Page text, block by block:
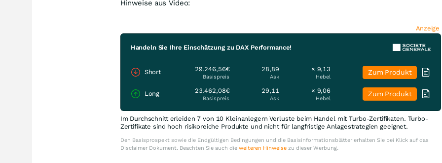
Hinweise aus Video:
Anzeige
Handeln Sie Ihre Einschätzung zu DAX Performance!
Short 29.246,56€
Basispreis
28,89
Ask
× 9,13
Hebel
Zum Produkt
Long 23.462,08€
Basispreis
29,11
Ask
× 9,06
Hebel
Zum Produkt
Im Durchschnitt erleiden 7 von 10 Kleinanlegern Verluste beim Handel mit Turbo-Zertifikaten. Turbo-
Zertifikate sind hoch risikoreiche Produkte und nicht für langfristige Anlagestrategien geeignet.
Den Basisprospekt sowie die Endgültigen Bedingungen und die Basisinformationsblätter erhalten Sie bei Klick auf das
Disclaimer Dokument. Beachten Sie auch die weiteren Hinweisezu dieser Werbung.